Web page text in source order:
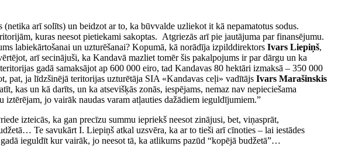
arī solīts) un beidzot ar to, ka būvvalde uzliekot it kā nepamatotus sodus.
kuras neesot pietiekami sakoptas. Atgriezās arī pie jautājuma par finansējumu.
labiekārtošanai un uzturēšanai? Kopumā, kā norādīja izpilddirektors Ivars Liepiņš,
arī secinājuši, ka Kandavā mazliet tomēr šis pakalpojums ir par dārgu un ka
gadā samaksājot ap 600 000 eiro, tad Kandavas 80 hektāri izmaksā – 350 000
pat, ja līdzšinējā teritorijas uzturētāja SIA «Kandavas ceļi» vadītājs Ivars Marašinskis
kas un kā darīts, un ka atsevišķās zonās, iespējams, nemaz nav nepieciešama
jo vairāk naudas varam atļauties dažādiem ieguldījumiem.”
izteicās, ka gan precīzu summu iepriekš neesot zinājusi, bet, viņasprāt,
Te savukārt I. Liepiņš atkal uzsvēra, ka ar to tieši arī cīnoties – lai iestādes
ieguldīt kur vairāk, jo neesot tā, ka atlikums pazūd “kopējā budžetā”…